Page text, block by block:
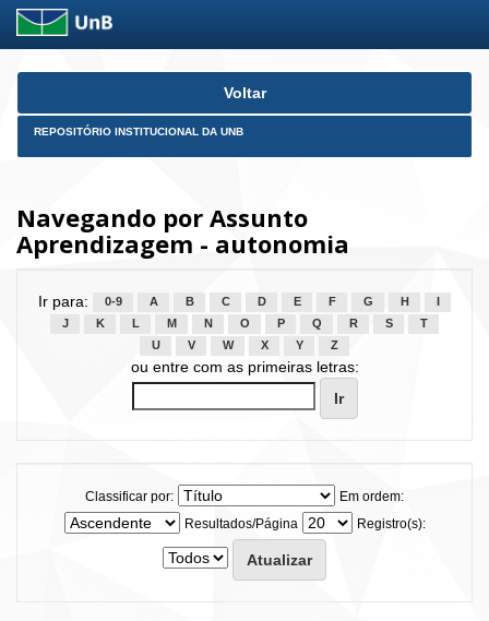
Skip
Voltar
REPOSITÓRIO INSTITUCIONAL DA UNB
Navegando por Assunto
Aprendizagem - autonomia
Ir para: 0-9 A B C D E F G H
J
K L M N O P Q R S
T
U
V W X Y Z
ou entre com as primeiras letras:
Classificar por:
Em ordem:
Resultados/Página
Registro(s):